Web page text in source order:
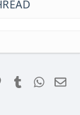
PinterestTumblr